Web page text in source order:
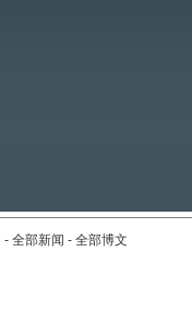
- 全部新闻 - 全部博文